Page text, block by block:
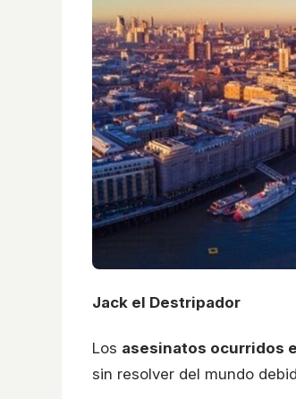
Jack el Destripador
Los asesinatos ocurridos
sin resolver del mundo